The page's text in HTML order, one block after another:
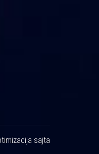
sajta